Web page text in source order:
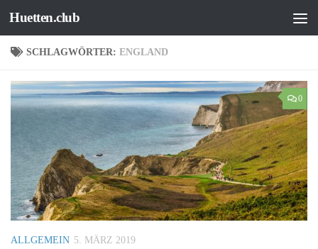
Zum Inhalt springen
Huetten.club
SCHLAGWÖRTER: ENGLAND
0
ALLGEMEIN 5. MÄRZ 2019